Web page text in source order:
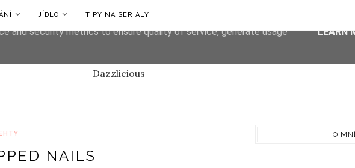
JÍDLO TIPY NA SERIÁLY
NAILS
O
services and to analyze traffic. Your IP address and user-agent
and security metrics to ensure quality of service, generate usage
LEARN